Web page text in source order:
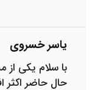
یاسر خسروی
با سلام یکی
حال حاضر اکثر